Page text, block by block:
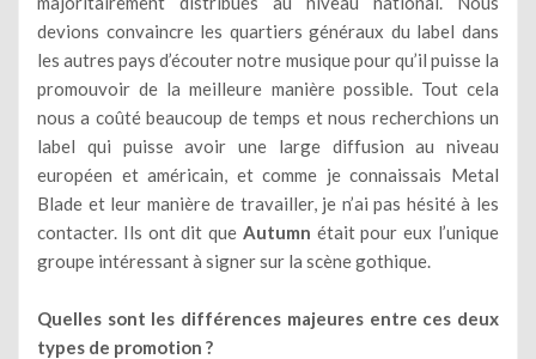
devions convaincre les quartiers généraux du label dans
les autres pays d’écouter notre musique pour qu’il puisse la
promouvoir de la meilleure manière possible. Tout cela
nous a coûté beaucoup de temps et nous recherchions un
label qui puisse avoir une large diffusion au niveau
européen et américain, et comme je connaissais Metal
Blade et leur manière de travailler, je n’ai pas hésité à les
contacter. Ils ont dit que Autumn était pour eux l’unique
groupe intéressant à signer sur la scène gothique.
Quelles sont les différences majeures entre ces deux
types de promotion ?